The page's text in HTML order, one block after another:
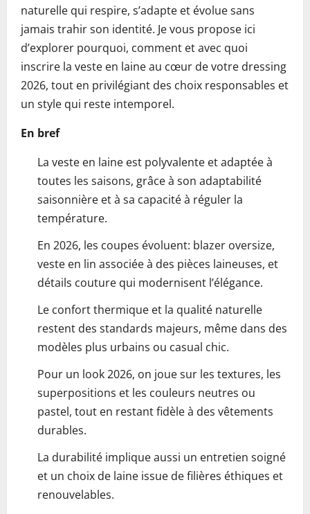
naturelle qui respire, s’adapte et évolue sans
jamais trahir son identité. Je vous propose ici
d’explorer pourquoi, comment et avec quoi
inscrire la veste en laine au cœur de votre dressing
2026, tout en privilégiant des choix responsables et
un style qui reste intemporel.
En bref
La veste en laine est polyvalente et adaptée à
toutes les saisons, grâce à son adaptabilité
saisonnière et à sa capacité à réguler la
température.
En 2026, les coupes évoluent: blazer oversize,
veste en lin associée à des pièces laineuses, et
détails couture qui modernisent l’élégance.
Le confort thermique et la qualité naturelle
restent des standards majeurs, même dans des
modèles plus urbains ou casual chic.
Pour un look 2026, on joue sur les textures, les
superpositions et les couleurs neutres ou
pastel, tout en restant fidèle à des vêtements
durables.
La durabilité implique aussi un entretien soigné
et un choix de laine issue de filières éthiques et
renouvelables.